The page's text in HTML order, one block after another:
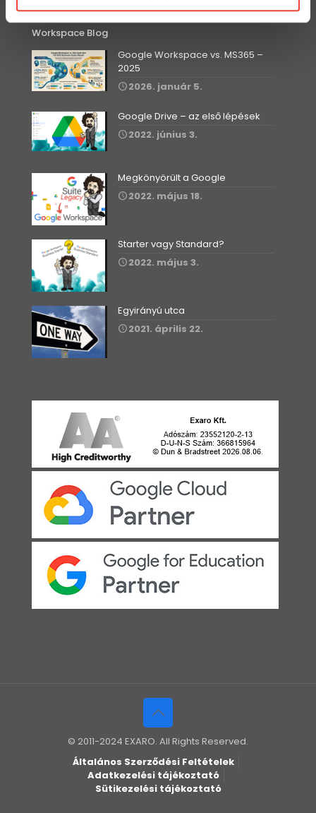
Workspace Blog
Google Workspace vs. MS365 –
2025
2026. január 5.
Google Drive – az első lépések
2022. június 3.
Megkönyörült a Google
2022. május 18.
Starter vagy Standard?
2022. május 3.
Egyirányú utca
2021. április 22.
© 2011-2024 EXARO. All Rights Reserved.
Általános Szerződési Feltételek
Adatkezelési tájékoztató
Sütikezelési tájékoztató